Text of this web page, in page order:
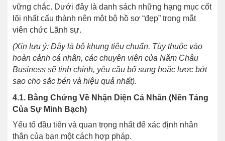
vững chắc. Dưới đây là danh sách những hạng mục cốt
lõi nhất cấu thành nên một bộ hồ sơ “đẹp” trong mắt
viên chức Lãnh sự.
(Xin lưu ý: Đây là bộ khung tiêu chuẩn. Tùy thuộc vào
hoàn cảnh cá nhân, các chuyên viên của Năm Châu
Business sẽ tinh chỉnh, yêu cầu bổ sung hoặc lược bớt
sao cho sắc bén và hiệu quả nhất).
4.1. Bằng Chứng Về Nhận Diện Cá Nhân (Nền Tảng
Của Sự Minh Bạch)
Yếu tố đầu tiên và quan trọng nhất để xác định nhân
thân của bạn một cách hợp pháp.